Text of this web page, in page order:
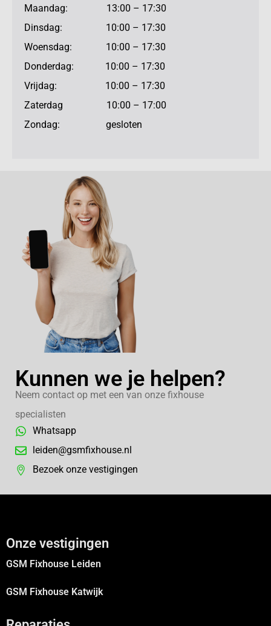
Maandag: 13:00 – 17:30
Dinsdag: 10:00 – 17:30
Woensdag: 10:00 – 17:30
Donderdag: 10:00 – 17:30
Vrijdag: 10:00 – 17:30
Zaterdag 10:00 – 17:00
Zondag: gesloten
Kunnen we je helpen?
Neem contact op met een van onze fixhouse
specialisten
Whatsapp
leiden@gsmfixhouse.nl
Bezoek onze vestigingen
Onze vestigingen
GSM Fixhouse Leiden
GSM Fixhouse Katwijk